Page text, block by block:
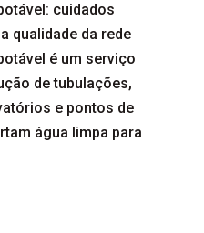
cuidados
qualidade da rede
é um serviço
de tubulações,
e pontos de
água limpa para